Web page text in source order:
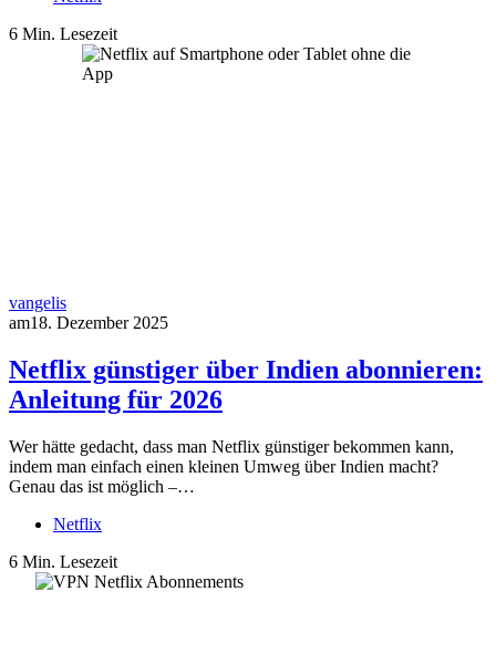
6 Min. Lesezeit
vangelis
am18. Dezember 2025
Netflix günstiger über Indien abonnieren:
Anleitung für 2026
Wer hätte gedacht, dass man Netflix günstiger bekommen kann,
indem man einfach einen kleinen Umweg über Indien macht?
Genau das ist möglich –…
Netflix
6 Min. Lesezeit